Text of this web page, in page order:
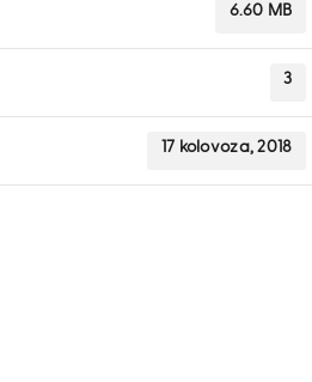
6.60 MB
3
17 kolovoza, 2018